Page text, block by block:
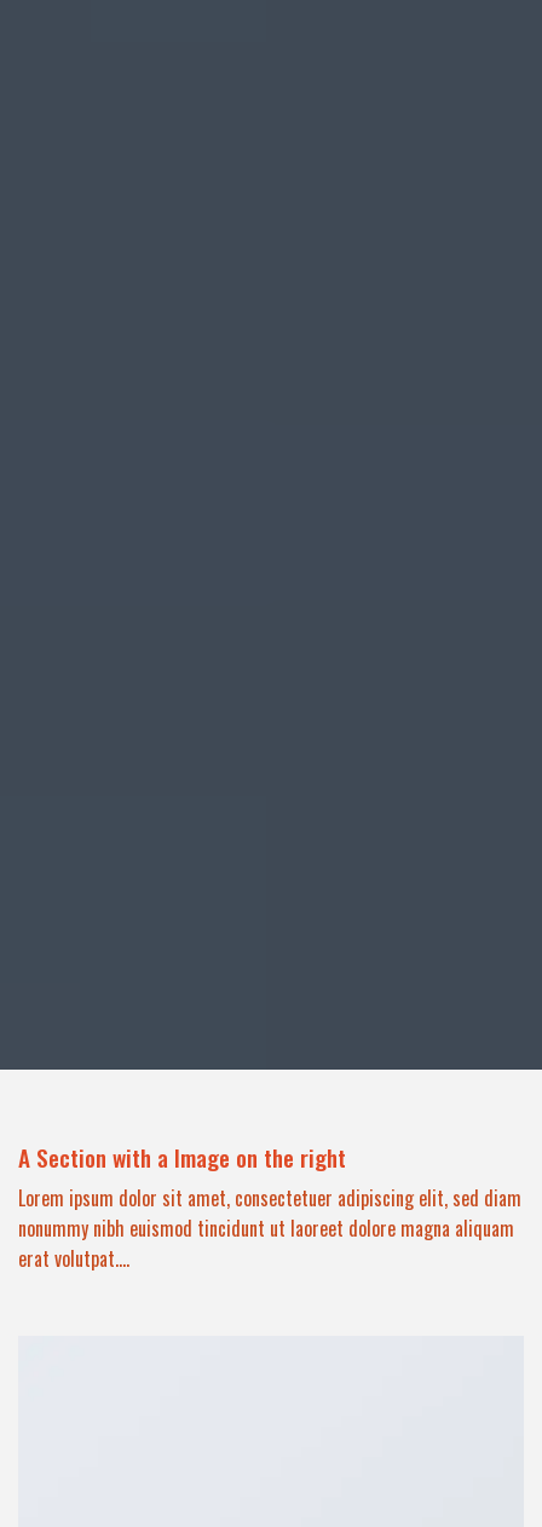
A Section with a Image on the right
Lorem ipsum dolor sit amet, consectetuer adipiscing elit, sed diam
nonummy nibh euismod tincidunt ut laoreet dolore magna aliquam
erat volutpat….